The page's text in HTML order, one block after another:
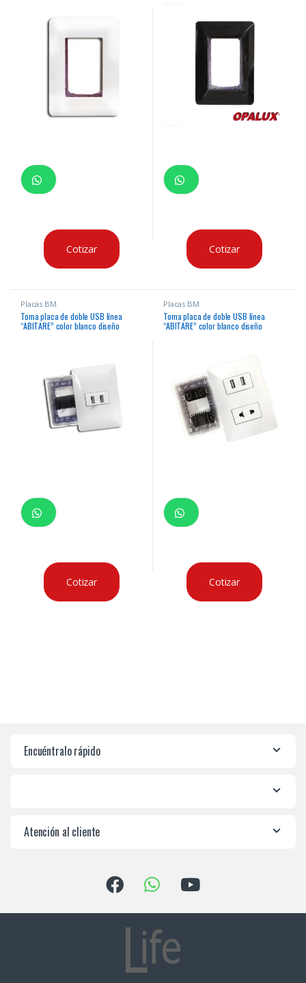
Cotizar Cotizar
Placas BM
Toma placa de doble USB línea
“ABITARE” color blanco diseño
Cotizar
Placas BM
Toma placa de doble USB línea
“ABITARE” color blanco diseño
Cotizar
Encuéntralo rápido
Atención al cliente